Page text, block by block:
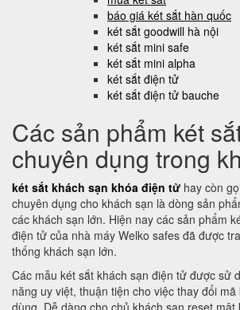
báo giá két sắt hàn quốc
két sắt goodwill hà nội
két sắt mini safe
két sắt mini alpha
két sắt điện tử
két sắt điện tử bauche
Các sản phẩm két
chuyên dụng trong
két sắt khách sạn khóa điện tử hay còn
chuyên dụng cho khách sạn là dòng sản
các khách sạn lớn. Hiện nay các sản phẩm
điện tử của nhà máy Welko safes đã được
thống khách sạn lớn.
Các mẫu két sắt khách sạn điện tử được sử
năng uy việt, thuận tiện cho việc thay đổi
dùng. Dễ dàng cho chủ khách sạn reset mật